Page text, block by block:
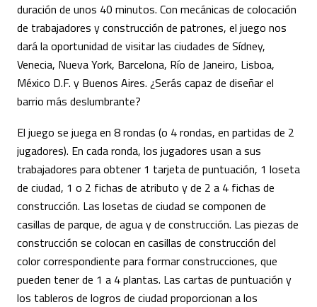
duración de unos 40 minutos. Con mecánicas de colocación
de trabajadores y construcción de patrones, el juego nos
dará la oportunidad de visitar las ciudades de Sídney,
Venecia, Nueva York, Barcelona, Río de Janeiro, Lisboa,
México D.F. y Buenos Aires. ¿Serás capaz de diseñar el
barrio más deslumbrante?
El juego se juega en 8 rondas (o 4 rondas, en partidas de 2
jugadores). En cada ronda, los jugadores usan a sus
trabajadores para obtener 1 tarjeta de puntuación, 1 loseta
de ciudad, 1 o 2 fichas de atributo y de 2 a 4 fichas de
construcción. Las losetas de ciudad se componen de
casillas de parque, de agua y de construcción. Las piezas de
construcción se colocan en casillas de construcción del
color correspondiente para formar construcciones, que
pueden tener de 1 a 4 plantas. Las cartas de puntuación y
los tableros de logros de ciudad proporcionan a los